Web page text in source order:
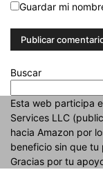
Guardar mi
Buscar
Esta web participa
Services LLC
hacia Amazon por
beneficio sin que tu
Gracias por tu